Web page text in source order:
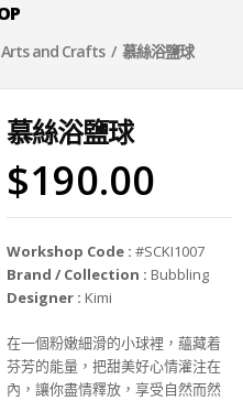
Arts and Crafts/ 慕絲浴鹽球
慕絲浴鹽球
$190.00
Workshop Code : #SCKI1007
Brand / Collection : Bubbling
Designer : Kimi
在一個粉嫩細滑的小球裡，蘊藏着
芬芳的能量，把甜美好心情灌注在
內，讓你盡情釋放，享受自然而然